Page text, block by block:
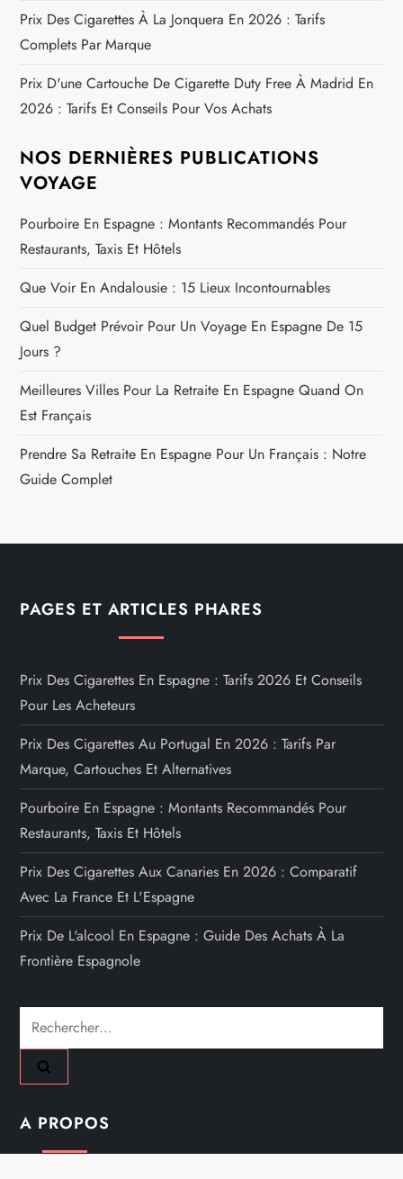
Prix Des Cigarettes À La Jonquera En 2026 : Tarifs
Complets Par Marque
Prix D'une Cartouche De Cigarette Duty Free À Madrid En
2026 : Tarifs Et Conseils Pour Vos Achats
NOS DERNIÈRES PUBLICATIONS
VOYAGE
Pourboire En Espagne : Montants Recommandés Pour
Restaurants, Taxis Et Hôtels
Que Voir En Andalousie : 15 Lieux Incontournables
Quel Budget Prévoir Pour Un Voyage En Espagne De 15
Jours ?
Meilleures Villes Pour La Retraite En Espagne Quand On
Est Français
Prendre Sa Retraite En Espagne Pour Un Français : Notre
Guide Complet
PAGES ET ARTICLES PHARES
Prix Des Cigarettes En Espagne : Tarifs 2026 Et Conseils
Pour Les Acheteurs
Prix Des Cigarettes Au Portugal En 2026 : Tarifs Par
Marque, Cartouches Et Alternatives
Pourboire En Espagne : Montants Recommandés Pour
Restaurants, Taxis Et Hôtels
Prix Des Cigarettes Aux Canaries En 2026 : Comparatif
Avec La France Et L'Espagne
Prix De L'alcool En Espagne : Guide Des Achats À La
Frontière Espagnole
Rechercher :
A PROPOS